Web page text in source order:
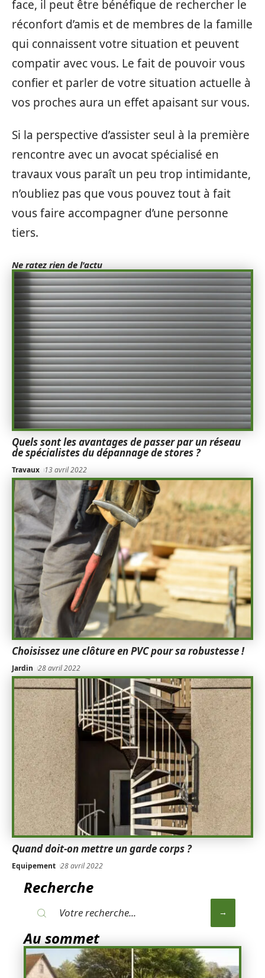
face, il peut être bénéfique de rechercher le
réconfort d’amis et de membres de la famille
qui connaissent votre situation et peuvent
compatir avec vous. Le fait de pouvoir vous
confier et parler de votre situation actuelle à
vos proches aura un effet apaisant sur vous.
Si la perspective d’assister seul à la première
rencontre avec un avocat spécialisé en
travaux vous paraît un peu trop intimidante,
n’oubliez pas que vous pouvez tout à fait
vous faire accompagner d’une personne
tiers.
Ne ratez rien de l'actu
Quels sont les avantages de passer par un réseau
de spécialistes du dépannage de stores ?
Travaux 13 avril 2022
Choisissez une clôture en PVC pour sa robustesse !
Jardin 28 avril 2022
Quand doit-on mettre un garde corps ?
Equipement 28 avril 2022
Recherche
Au sommet